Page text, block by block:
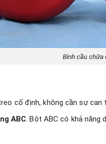
cháy tự động bột
cố định, không cần sự can
ABC. Bột ABC có khả năng